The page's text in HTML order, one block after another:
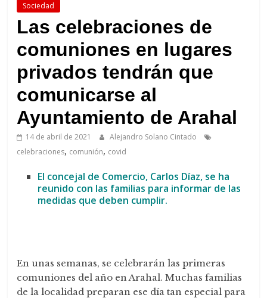
diario
digital
televisión
Arahal
Sociedad
Las celebraciones de
comuniones en lugares
privados tendrán que
comunicarse al
Ayuntamiento de Arahal
14 de abril de 2021
Alejandro Solano Cintado
celebraciones, comunión, covid
El concejal de Comercio, Carlos Díaz, se ha
reunido con las familias para informar de las
medidas que deben cumplir.
En unas semanas, se celebrarán las primeras
comuniones del año en Arahal. Muchas familias
de la localidad preparan ese día tan especial para